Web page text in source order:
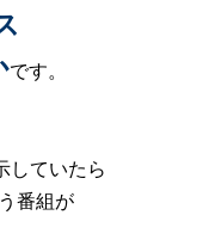
です。
していたら
番組が